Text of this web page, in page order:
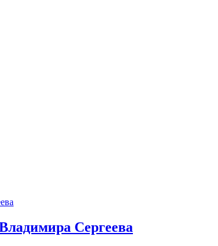
Сергеева